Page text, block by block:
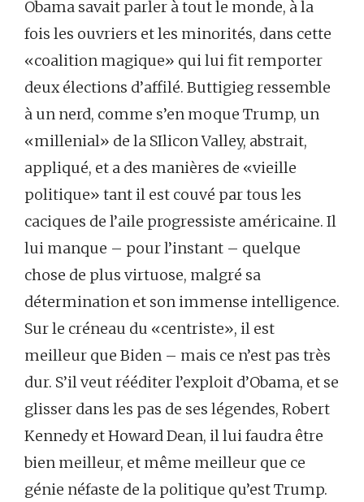
Obama savait parler à tout le monde, à la
fois les ouvriers et les minorités, dans cette
«coalition magique» qui lui fit remporter
deux élections d’affilé. Buttigieg ressemble
à un nerd, comme s’en moque Trump, un
«millenial» de la SIlicon Valley, abstrait,
appliqué, et a des manières de «vieille
politique» tant il est couvé par tous les
caciques de l’aile progressiste américaine. Il
lui manque – pour l’instant – quelque
chose de plus virtuose, malgré sa
détermination et son immense intelligence.
Sur le créneau du «centriste», il est
meilleur que Biden – mais ce n’est pas très
dur. S’il veut rééditer l’exploit d’Obama, et se
glisser dans les pas de ses légendes, Robert
Kennedy et Howard Dean, il lui faudra être
bien meilleur, et même meilleur que ce
génie néfaste de la politique qu’est Trump.